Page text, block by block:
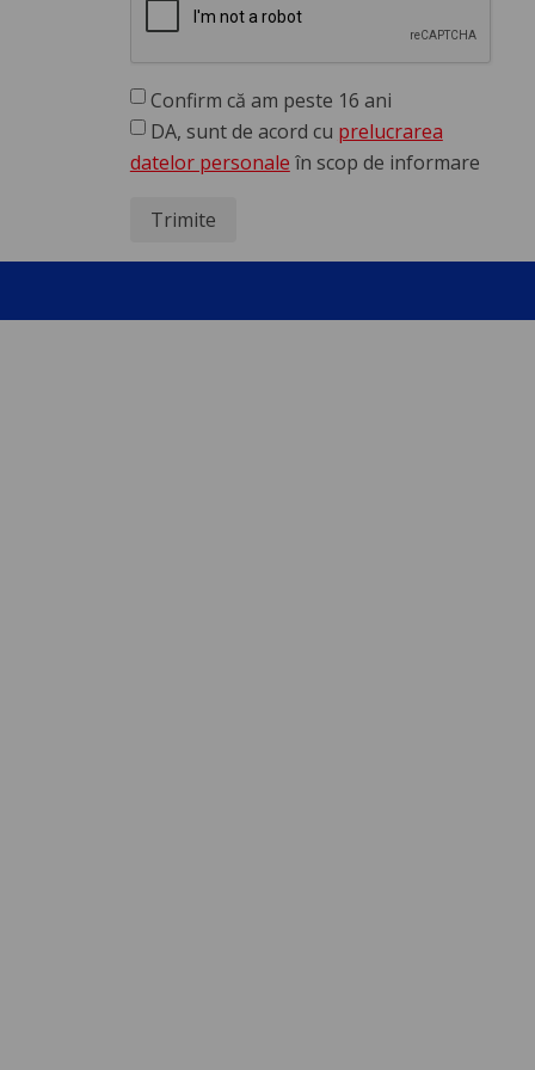
Confirm că am peste 16 ani
DA, sunt de acord cu prelucrarea
datelor personale în scop de informare
Trimite